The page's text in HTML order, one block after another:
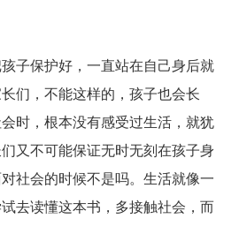
保护好，一直站在自己身后就
们，不能这样的，孩子也会长
时，根本没有感受过生活，就犹
又不可能保证无时无刻在孩子身
社会的时候不是吗。生活就像一
去读懂这本书，多接触社会，而